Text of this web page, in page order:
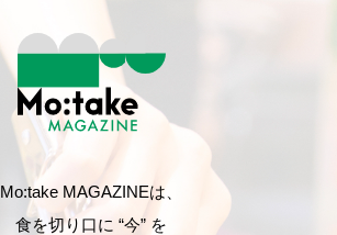
Mo:take MAGAZINEは、
食を切り口に “今” を